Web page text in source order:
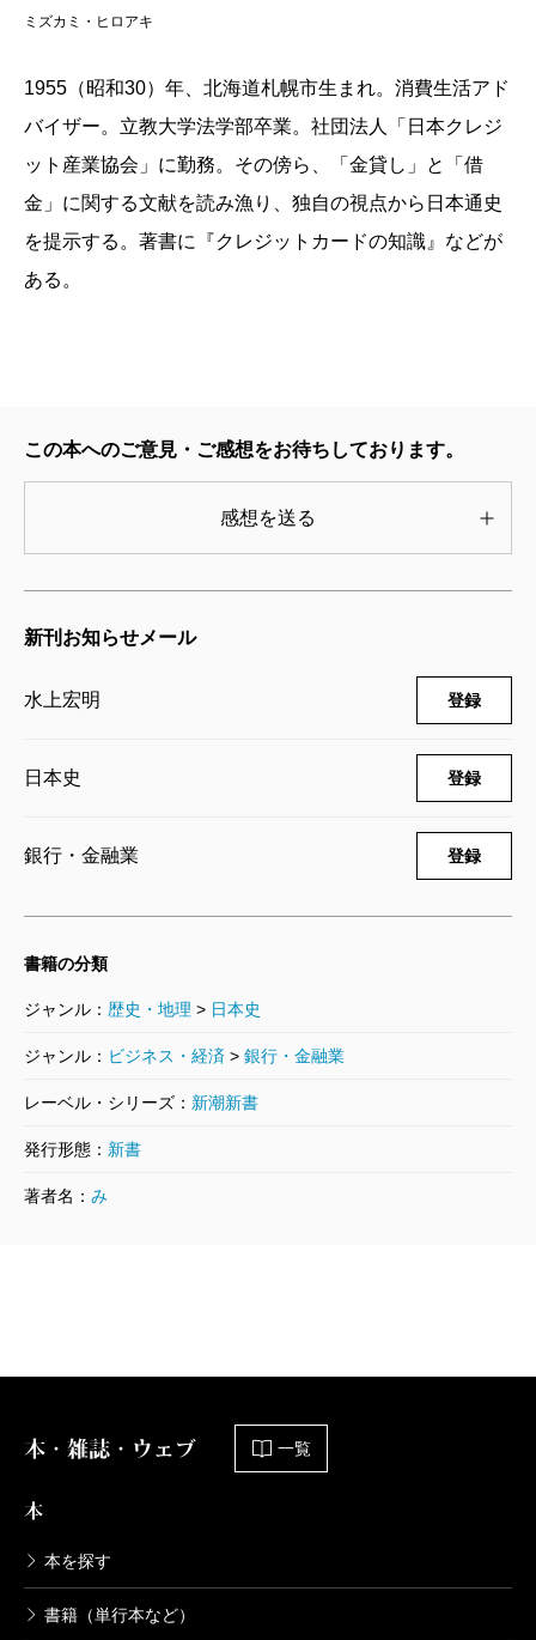
天皇は富本銭で賭博にはまっていったのであ
掲載：2004年12月24日
ミズカミ・ヒロアキ
1955（昭和30）年、北海道札幌市生まれ。消費生活アド
バイザー。立教大学法学部卒業。社団法人「日本クレジ
ット産業協会」に勤務。その傍ら、「金貸し」と「借
金」に関する文献を読み漁り、独自の視点から日本通史
を提示する。著書に『クレジットカードの知識』などが
ある。
この本へのご意見・ご感想をお待ちしております。
感想を送る
新刊お知らせメール
水上宏明 登録
日本史 登録
銀行・金融業 登録
書籍の分類
ジャンル： 歴史・地理 > 日本史
ジャンル： ビジネス・経済 > 銀行・金融業
レーベル・シリーズ： 新潮新書
発行形態： 新書
著者名： み
本・雑誌・ウェブ 一覧
本
本を探す
書籍（単行本など）